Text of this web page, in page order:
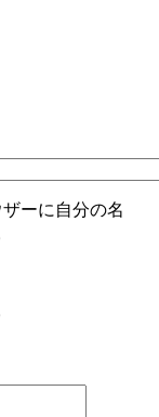
ーに自分の名